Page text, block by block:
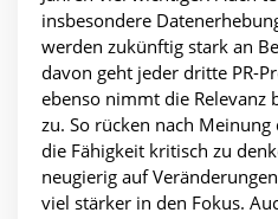
insbesondere
werden zukünftig stark an
davon geht jeder dritte PR-
ebenso nimmt die Relevanz
zu. So rücken nach
die Fähigkeit kritisch zu
neugierig auf
viel stärker in den Fokus.